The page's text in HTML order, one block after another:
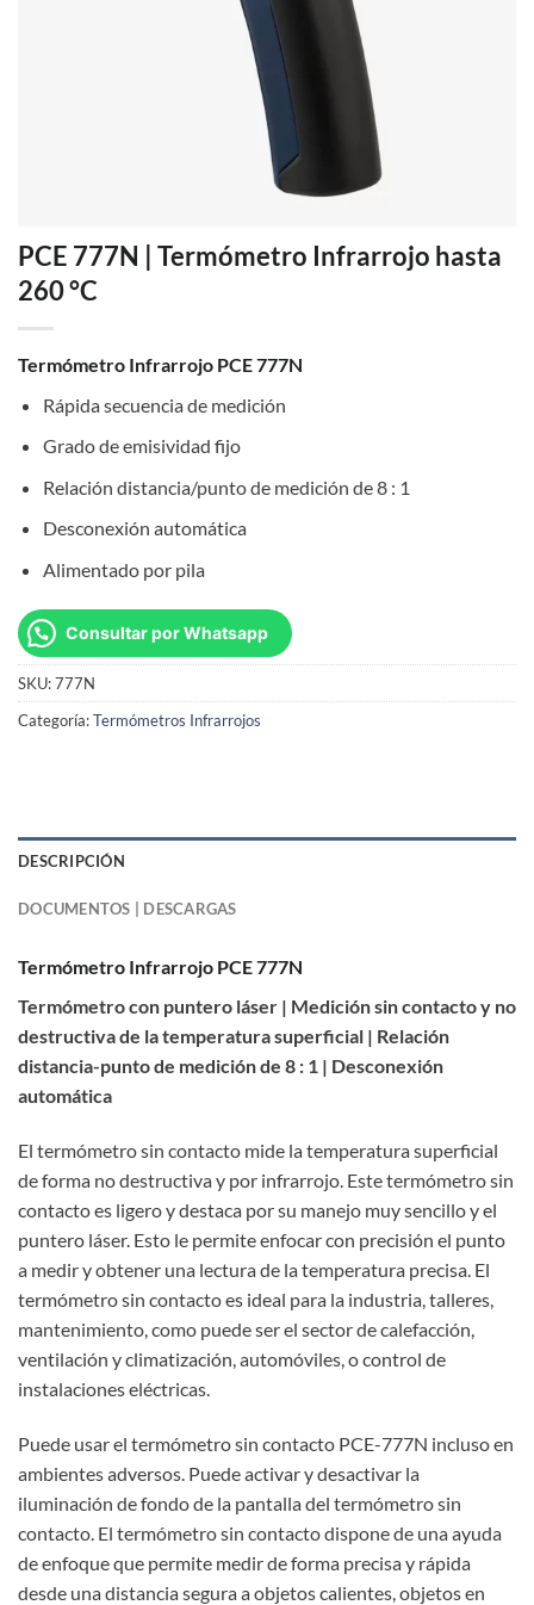
PCE 777N | Termómetro Infrarrojo hasta
260 °C
Termómetro Infrarrojo PCE 777N
Rápida secuencia de medición
Grado de emisividad fijo
Relación distancia/punto de medición de 8 : 1
Desconexión automática
Alimentado por pila
Consultar por Whatsapp
SKU:777N
Categoría:Termómetros Infrarrojos
DESCRIPCIÓN
DOCUMENTOS | DESCARGAS
Termómetro Infrarrojo PCE 777N
Termómetro con puntero láser | Medición sin contacto y no
destructiva de la temperatura superficial | Relación
distancia-punto de medición de 8 : 1 | Desconexión
automática
El termómetro sin contacto mide la temperatura superficial
de forma no destructiva y por infrarrojo. Este termómetro sin
contacto es ligero y destaca por su manejo muy sencillo y el
puntero láser. Esto le permite enfocar con precisión el punto
a medir y obtener una lectura de la temperatura precisa. El
termómetro sin contacto es ideal para la industria, talleres,
mantenimiento, como puede ser el sector de calefacción,
ventilación y climatización, automóviles, o control de
instalaciones eléctricas.
Puede usar el termómetro sin contacto PCE-777N incluso en
ambientes adversos. Puede activar y desactivar la
iluminación de fondo de la pantalla del termómetro sin
contacto. El termómetro sin contacto dispone de una ayuda
de enfoque que permite medir de forma precisa y rápida
desde una distancia segura a objetos calientes, objetos en